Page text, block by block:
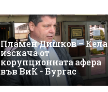
Пламен Дишков – Кела
изскача от
корупционната афера
във ВиК - Бургас